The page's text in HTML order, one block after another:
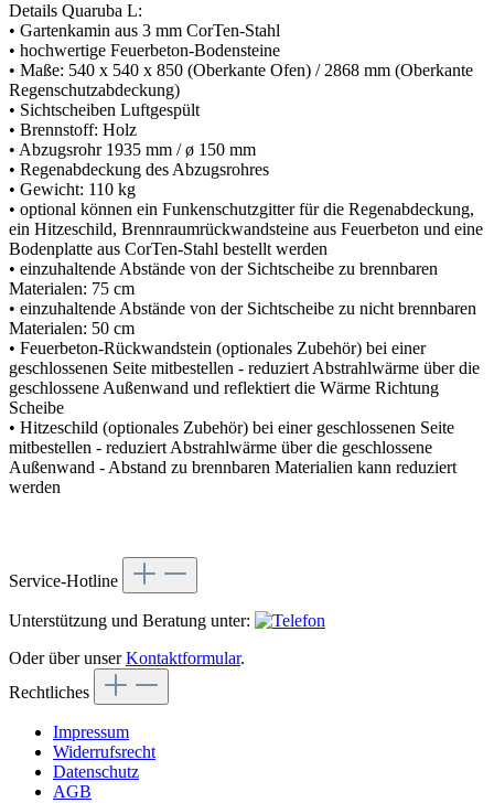
Details Quaruba L:
• Gartenkamin aus 3 mm CorTen-Stahl
• hochwertige Feuerbeton-Bodensteine
• Maße: 540 x 540 x 850 (Oberkante Ofen) / 2868 mm (Oberkante
Regenschutzabdeckung)
• Sichtscheiben Luftgespült
• Brennstoff: Holz
• Abzugsrohr 1935 mm / ø 150 mm
• Regenabdeckung des Abzugsrohres
• Gewicht: 110 kg
• optional können ein Funkenschutzgitter für die Regenabdeckung,
ein Hitzeschild, Brennraumrückwandsteine aus Feuerbeton und eine
Bodenplatte aus CorTen-Stahl bestellt werden
• einzuhaltende Abstände von der Sichtscheibe zu brennbaren
Materialen: 75 cm
• einzuhaltende Abstände von der Sichtscheibe zu nicht brennbaren
Materialen: 50 cm
• Feuerbeton-Rückwandstein (optionales Zubehör) bei einer
geschlossenen Seite mitbestellen - reduziert Abstrahlwärme über die
geschlossene Außenwand und reflektiert die Wärme Richtung
Scheibe
• Hitzeschild (optionales Zubehör) bei einer geschlossenen Seite
mitbestellen - reduziert Abstrahlwärme über die geschlossene
Außenwand - Abstand zu brennbaren Materialien kann reduziert
werden
Service-Hotline
Unterstützung und Beratung unter:
Oder über unserKontaktformular.
Rechtliches
Impressum
Widerrufsrecht
Datenschutz
AGB